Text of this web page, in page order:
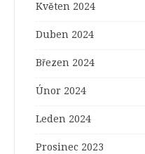
Květen 2024
Duben 2024
Březen 2024
Únor 2024
Leden 2024
Prosinec 2023